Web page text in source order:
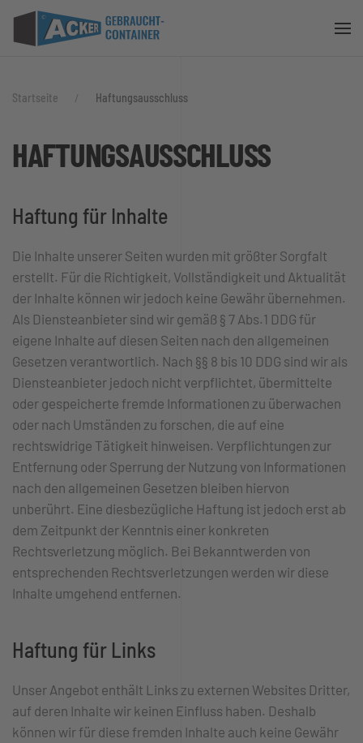
Zum Hauptinhalt springen
Startseite Haftungsausschluss
HAFTUNGSAUSSCHLUSS
Haftung für Inhalte
Die Inhalte unserer Seiten wurden mit größter Sorgfalt
erstellt. Für die Richtigkeit, Vollständigkeit und Aktualität
der Inhalte können wir jedoch keine Gewähr übernehmen.
Als Diensteanbieter sind wir gemäß § 7 Abs.1 DDG für
eigene Inhalte auf diesen Seiten nach den allgemeinen
Gesetzen verantwortlich. Nach §§ 8 bis 10 DDG sind wir als
Diensteanbieter jedoch nicht verpflichtet, übermittelte
oder gespeicherte fremde Informationen zu überwachen
oder nach Umständen zu forschen, die auf eine
rechtswidrige Tätigkeit hinweisen. Verpflichtungen zur
Entfernung oder Sperrung der Nutzung von Informationen
nach den allgemeinen Gesetzen bleiben hiervon
unberührt. Eine diesbezügliche Haftung ist jedoch erst ab
dem Zeitpunkt der Kenntnis einer konkreten
Rechtsverletzung möglich. Bei Bekanntwerden von
entsprechenden Rechtsverletzungen werden wir diese
Inhalte umgehend entfernen.
Haftung für Links
Unser Angebot enthält Links zu externen Websites Dritter,
auf deren Inhalte wir keinen Einfluss haben. Deshalb
können wir für diese fremden Inhalte auch keine Gewähr